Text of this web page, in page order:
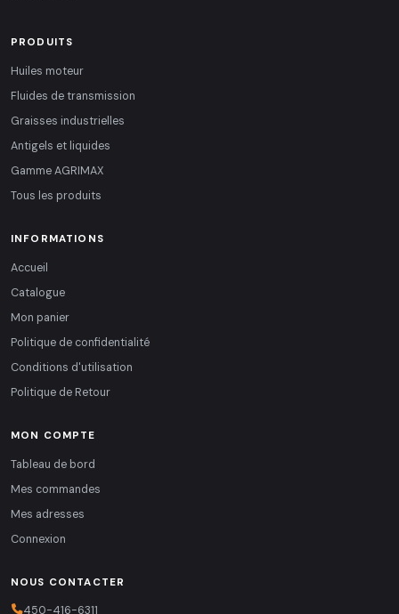
PRODUITS
Huiles moteur
Fluides de transmission
Graisses industrielles
Antigels et liquides
Gamme AGRIMAX
Tous les produits
INFORMATIONS
Accueil
Catalogue
Mon panier
Politique de confidentialité
Conditions d'utilisation
Politique de Retour
MON COMPTE
Tableau de bord
Mes commandes
Mes adresses
Connexion
NOUS CONTACTER
450-416-6311